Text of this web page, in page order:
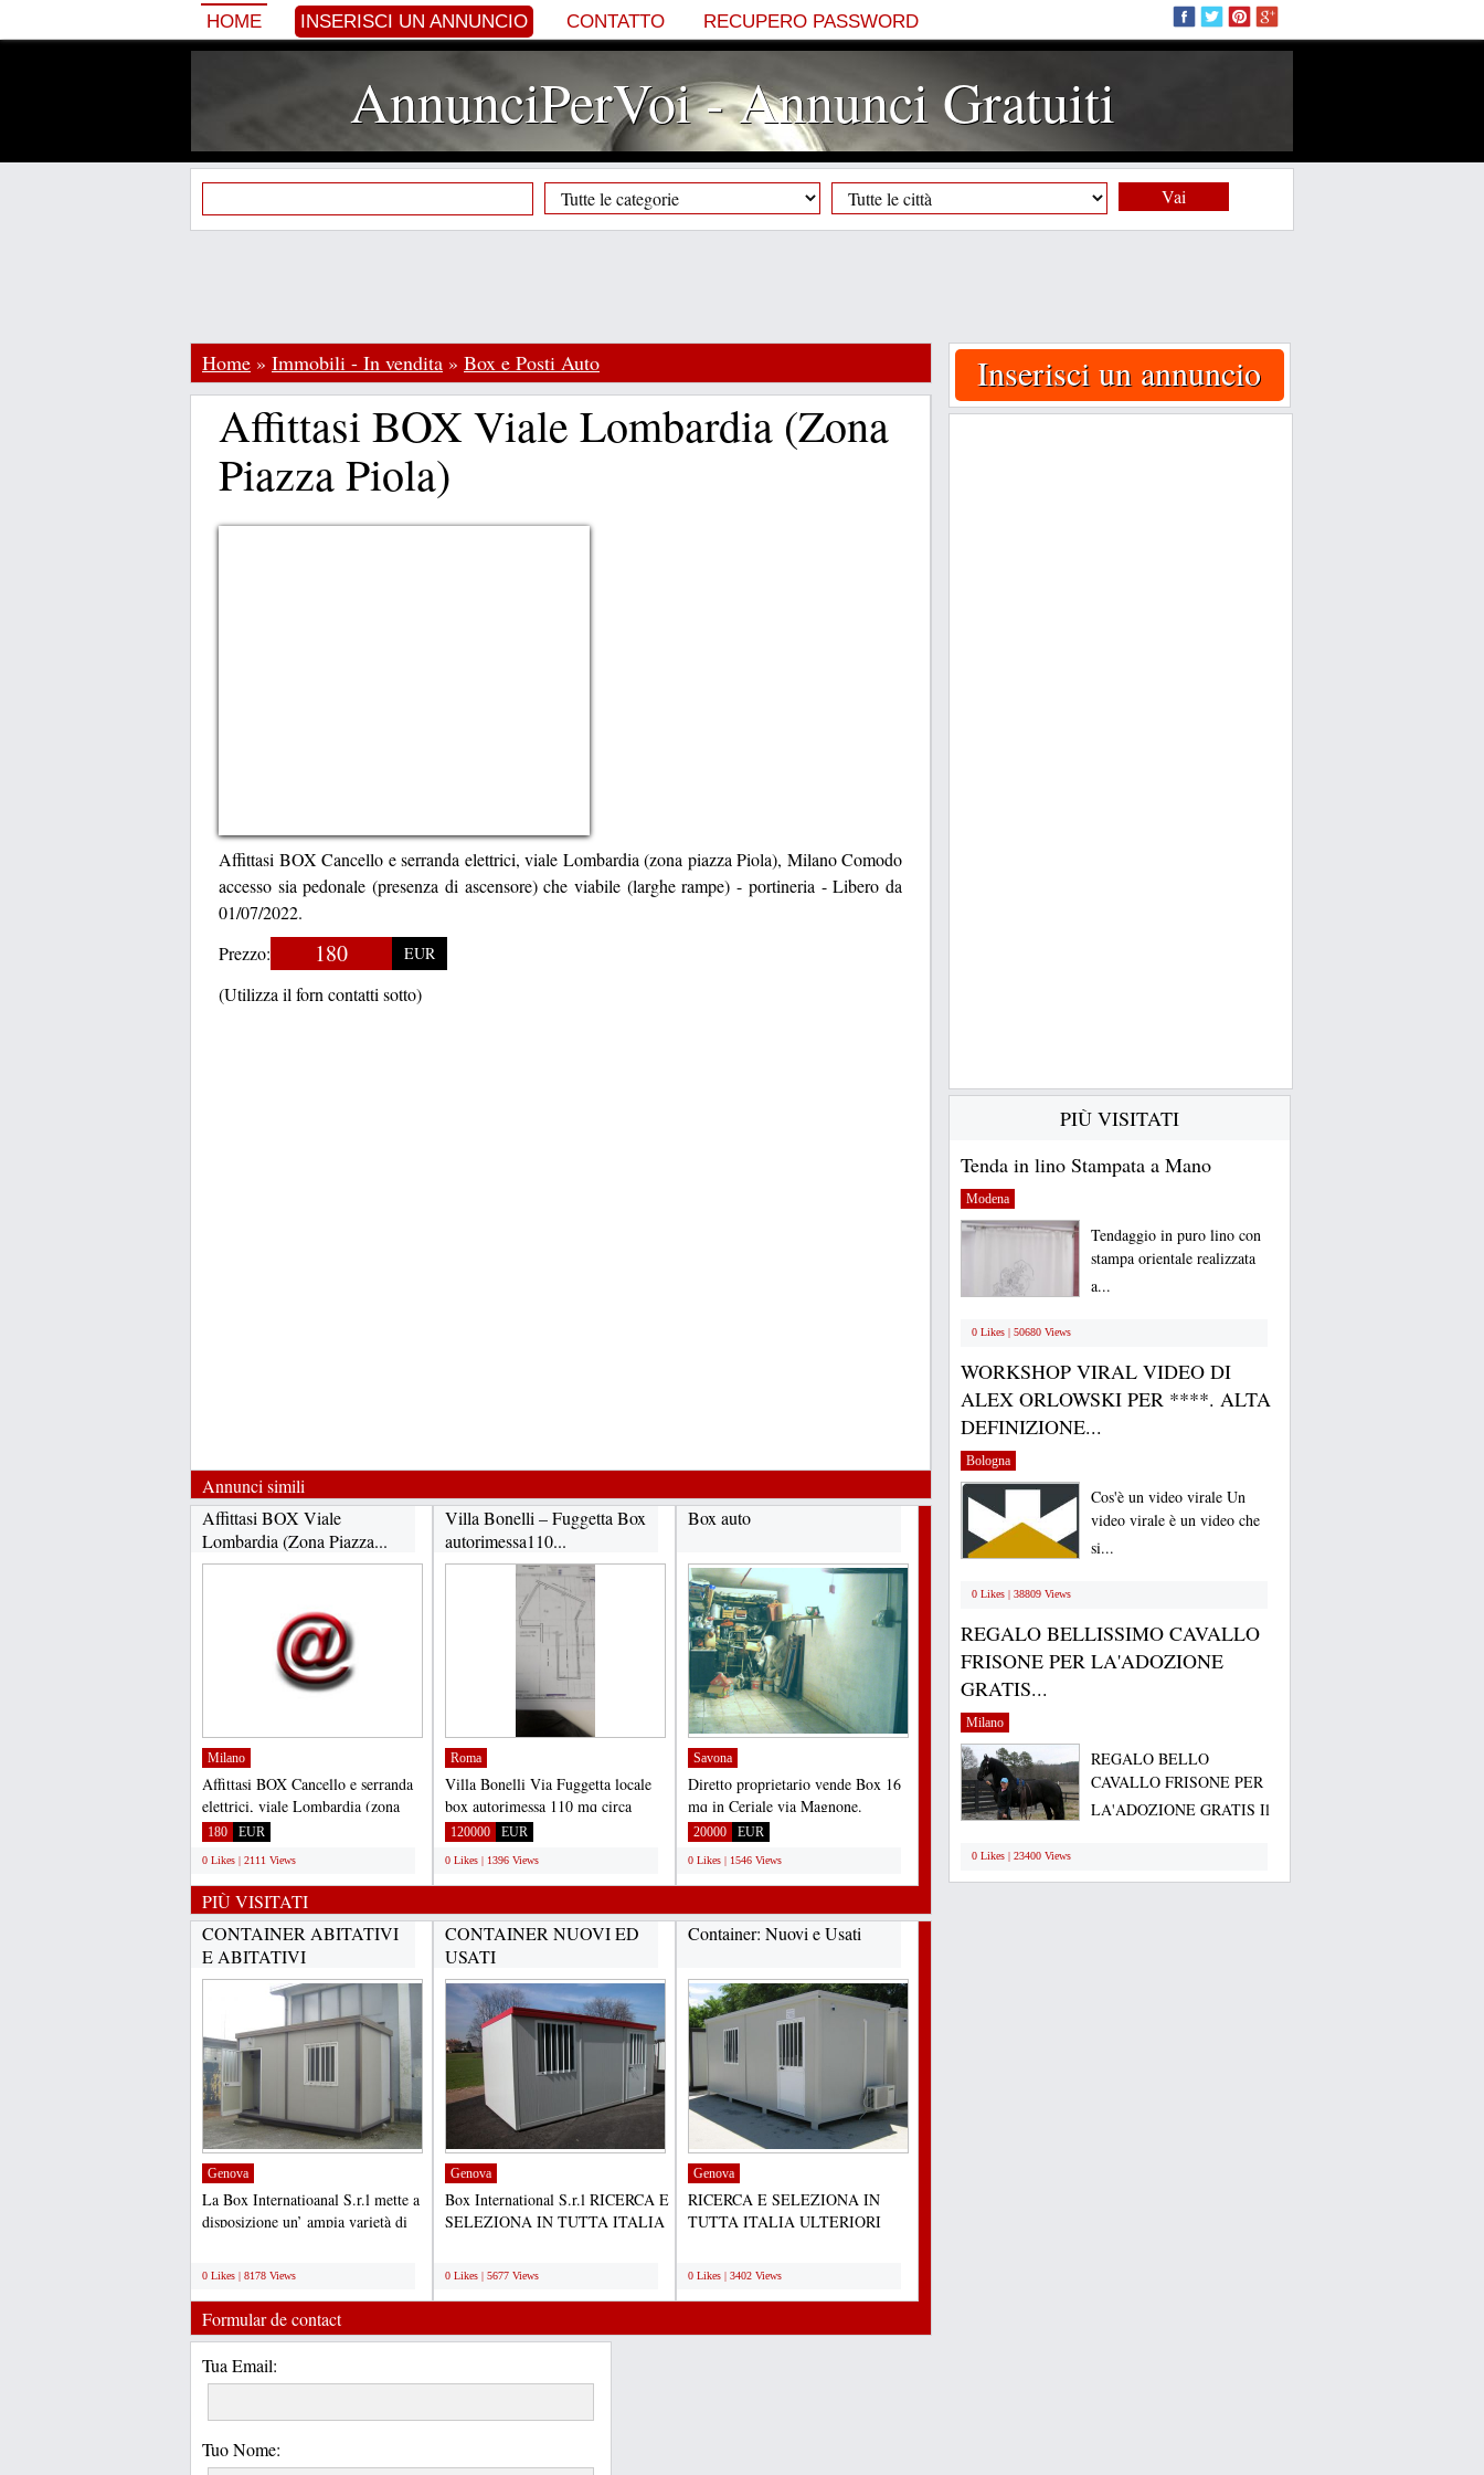
HOME INSERISCI UN ANNUNCIO CONTATTO RECUPERO PASSWORD
AnnunciPerVoi - Annunci Gratuiti
Vai
Home » Immobili - In vendita » Box e Posti Auto
Affittasi BOX Viale Lombardia (Zona
Piazza Piola)
Affittasi BOX Cancello e serranda elettrici, viale Lombardia (zona piazza Piola), Milano Comodo
accesso sia pedonale (presenza di ascensore) che viabile (larghe rampe) - portineria - Libero da
01/07/2022.
Prezzo:
180 EUR
(Utilizza il forn contatti sotto)
Annunci simili
Affittasi BOX Viale
Lombardia (Zona Piazza...
Milano
Affittasi BOX Cancello e serranda
elettrici, viale Lombardia (zona
piazza Piola),...
180 EUR
0 Likes | 2111 Views
Villa Bonelli – Fuggetta Box
autorimessa110...
Roma
Villa Bonelli Via Fuggetta locale
box autorimessa 110 mq circa
attualmente accatastato...
120000 EUR
0 Likes | 1396 Views
Box auto
Savona
Diretto proprietario vende Box 16
mq in Ceriale via Magnone.
Richiesta di 20000Euro...
20000 EUR
0 Likes | 1546 Views
PIÙ VISITATI
CONTAINER ABITATIVI
E ABITATIVI
Genova
La Box Internatioanal S.r.l mette a
disposizione un’ ampia varietà di
0 Likes | 8178 Views
CONTAINER NUOVI ED
USATI
Genova
Box International S.r.l RICERCA E
SELEZIONA IN TUTTA ITALIA
0 Likes | 5677 Views
Container: Nuovi e Usati
Genova
RICERCA E SELEZIONA IN
TUTTA ITALIA ULTERIORI
0 Likes | 3402 Views
Formular de contact
Tua Email:
Tuo Nome:
Inserisci un annuncio
PIÙ VISITATI
Tenda in lino Stampata a Mano
Modena
Tendaggio in puro lino con
stampa orientale realizzata
a...
0 Likes | 50680 Views
WORKSHOP VIRAL VIDEO DI
ALEX ORLOWSKI PER ****. ALTA
DEFINIZIONE...
Bologna
Cos'è un video virale Un
video virale è un video che
si...
0 Likes | 38809 Views
REGALO BELLISSIMO CAVALLO
FRISONE PER LA'ADOZIONE
GRATIS...
Milano
REGALO BELLO
CAVALLO FRISONE PER
LA'ADOZIONE GRATIS Il
0 Likes | 23400 Views